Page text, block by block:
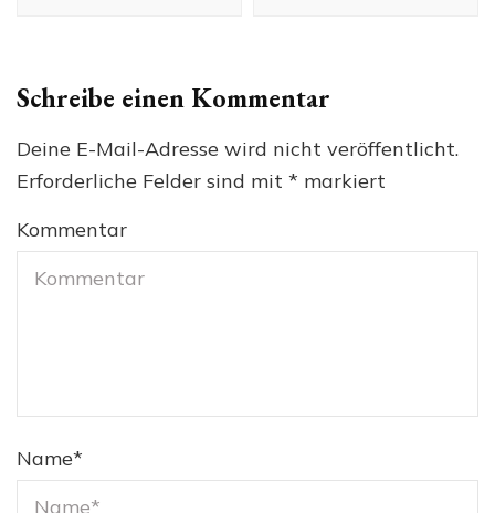
Schreibe einen Kommentar
Deine E-Mail-Adresse wird nicht veröffentlicht.
Erforderliche Felder sind mit * markiert
Kommentar
Name*